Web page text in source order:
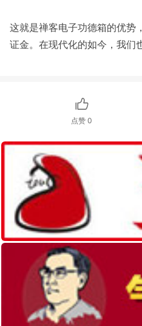
这就是禅客电子功德箱的优势
证金。在现代化的如今，我们
点赞 0